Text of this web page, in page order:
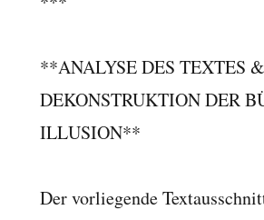
**ANALYSE DES TEXTES &
DEKONSTRUKTION DER
ILLUSION**
Der vorliegende